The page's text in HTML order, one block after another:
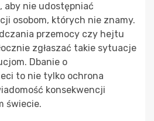
aby nie udostępniać
osobom, których nie znamy.
przemocy czy hejtu
zgłaszać takie sytuacje
Dbanie o
to nie tylko ochrona
konsekwencji
świecie.